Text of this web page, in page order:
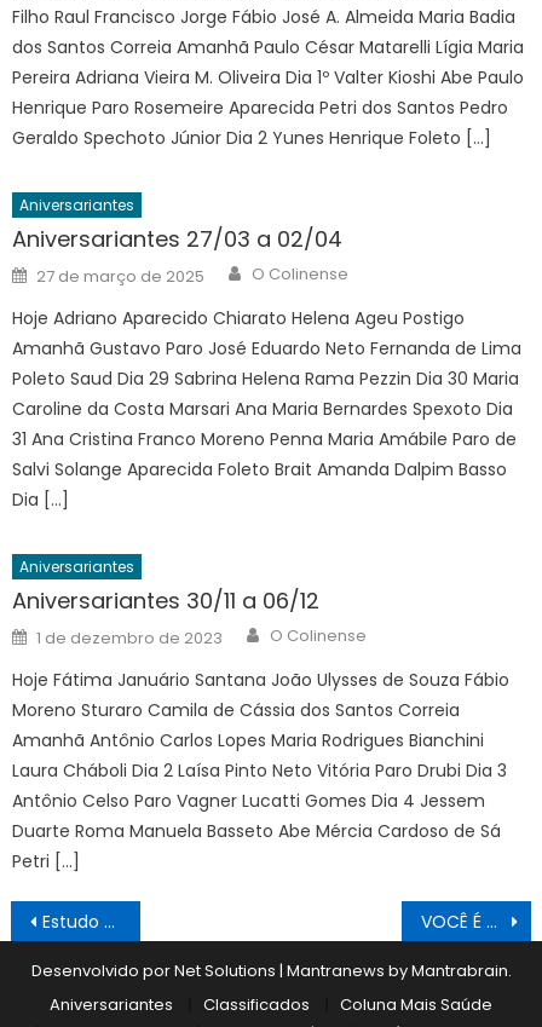
Filho Raul Francisco Jorge Fábio José A. Almeida Maria Badia
dos Santos Correia Amanhã Paulo César Matarelli Lígia Maria
Pereira Adriana Vieira M. Oliveira Dia 1º Valter Kioshi Abe Paulo
Henrique Paro Rosemeire Aparecida Petri dos Santos Pedro
Geraldo Spechoto Júnior Dia 2 Yunes Henrique Foleto […]
Aniversariantes
Aniversariantes 27/03 a 02/04
Posted
on
27 de março de 2025 Author
O Colinense
Hoje Adriano Aparecido Chiarato Helena Ageu Postigo
Amanhã Gustavo Paro José Eduardo Neto Fernanda de Lima
Poleto Saud Dia 29 Sabrina Helena Rama Pezzin Dia 30 Maria
Caroline da Costa Marsari Ana Maria Bernardes Spexoto Dia
31 Ana Cristina Franco Moreno Penna Maria Amábile Paro de
Salvi Solange Aparecida Foleto Brait Amanda Dalpim Basso
Dia […]
Aniversariantes
Aniversariantes 30/11 a 06/12
Posted
on
1 de dezembro de 2023 Author
O Colinense
Hoje Fátima Januário Santana João Ulysses de Souza Fábio
Moreno Sturaro Camila de Cássia dos Santos Correia
Amanhã Antônio Carlos Lopes Maria Rodrigues Bianchini
Laura Cháboli Dia 2 Laísa Pinto Neto Vitória Paro Drubi Dia 3
Antônio Celso Paro Vagner Lucatti Gomes Dia 4 Jessem
Duarte Roma Manuela Basseto Abe Mércia Cardoso de Sá
Petri […]
Navegação
de
Post
Estudo analisa alteamento ou construção de uma nova ponte VOCÊ É TUDO DE BOM 12/12
Desenvolvido por Net Solutions | Mantranews byMantrabrain.
Aniversariantes
Classificados
Coluna Mais Saúde